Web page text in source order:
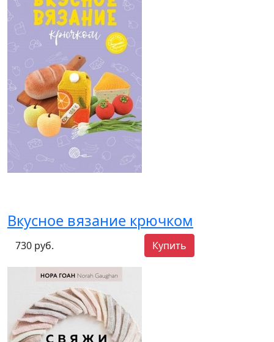
Вкусное вязание крючком
730 руб. Купить